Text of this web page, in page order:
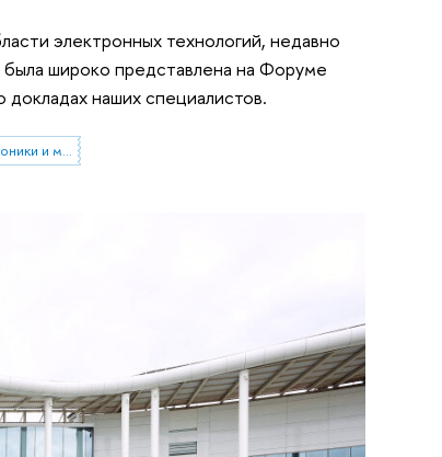
электронных технологий, недавно
широко представлена на Форуме
наших специалистов.
Московский институт электроники и математики им. А.Н. Тихонова